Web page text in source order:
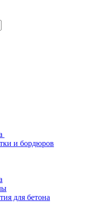
и бордюров
для бетона